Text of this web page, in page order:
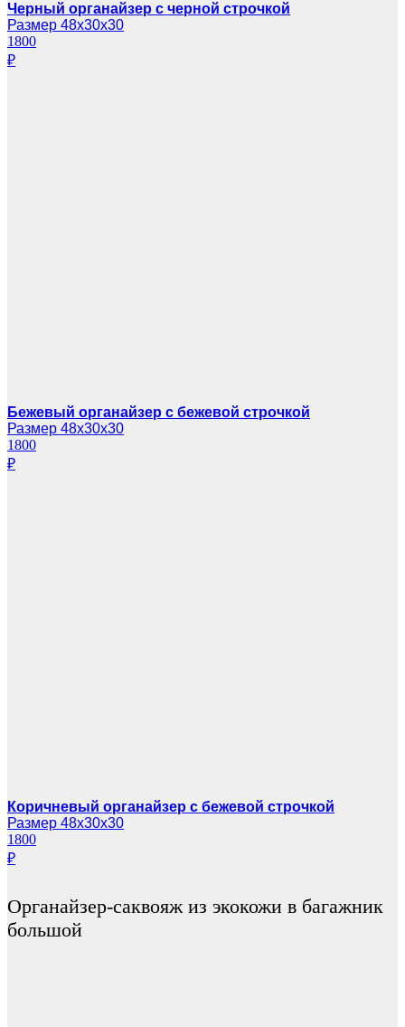
Черный органайзер с черной строчкой
Размер 48х30х30
1800
₽
Бежевый органайзер с бежевой строчкой
Размер 48х30х30
1800
₽
Коричневый органайзер с бежевой строчкой
Размер 48х30х30
1800
₽
Органайзер-саквояж из экокожи в багажник
большой